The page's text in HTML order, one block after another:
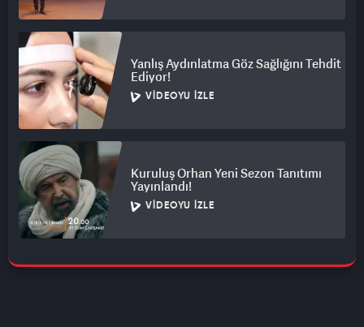
Yanlış Aydınlatma Göz Sağlığını Tehdit
Ediyor!
VIDEOYU İZLE
Kuruluş Orhan Yeni Sezon Tanıtımı
Yayınlandı!
VIDEOYU İZLE